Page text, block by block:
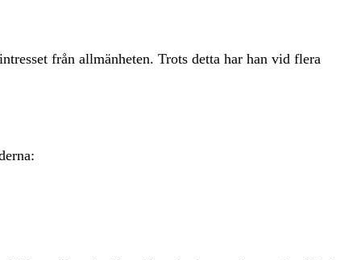
från allmänheten. Trots detta har han vid flera